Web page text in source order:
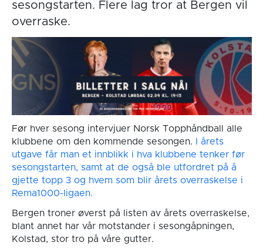
sesongstarten. Flere lag tror at Bergen vil
overraske.
Før hver sesong intervjuer Norsk Topphåndball alle
klubbene om den kommende sesongen.
I årets
utgave får man et innblikk i hva klubbene tenker før
sesongstarten, samt at de også ble utfordret på å
gjette topp 3 og hvem som blir årets overraskelse i
Rema1000-ligaen.
Bergen troner øverst på listen av årets overraskelse,
blant annet har vår motstander i sesongåpningen,
Kolstad, stor tro på våre gutter.